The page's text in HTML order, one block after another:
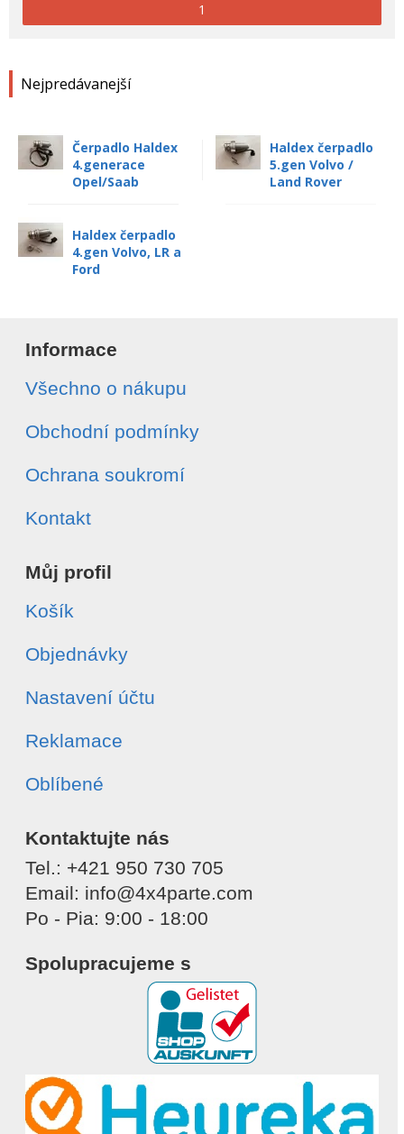
Nejpredávanejší
Čerpadlo Haldex
4.generace
Opel/Saab
Haldex čerpadlo
5.gen Volvo /
Land Rover
Haldex čerpadlo
4.gen Volvo, LR a
Ford
1
Informace
Všechno o nákupu
Obchodní podmínky
Ochrana soukromí
Kontakt
Můj profil
Košík
Objednávky
Nastavení účtu
Reklamace
Oblíbené
Kontaktujte nás
Tel.: +421 950 730 705
Email: info@4x4parte.com
Po - Pia: 9:00 - 18:00
Spolupracujeme s